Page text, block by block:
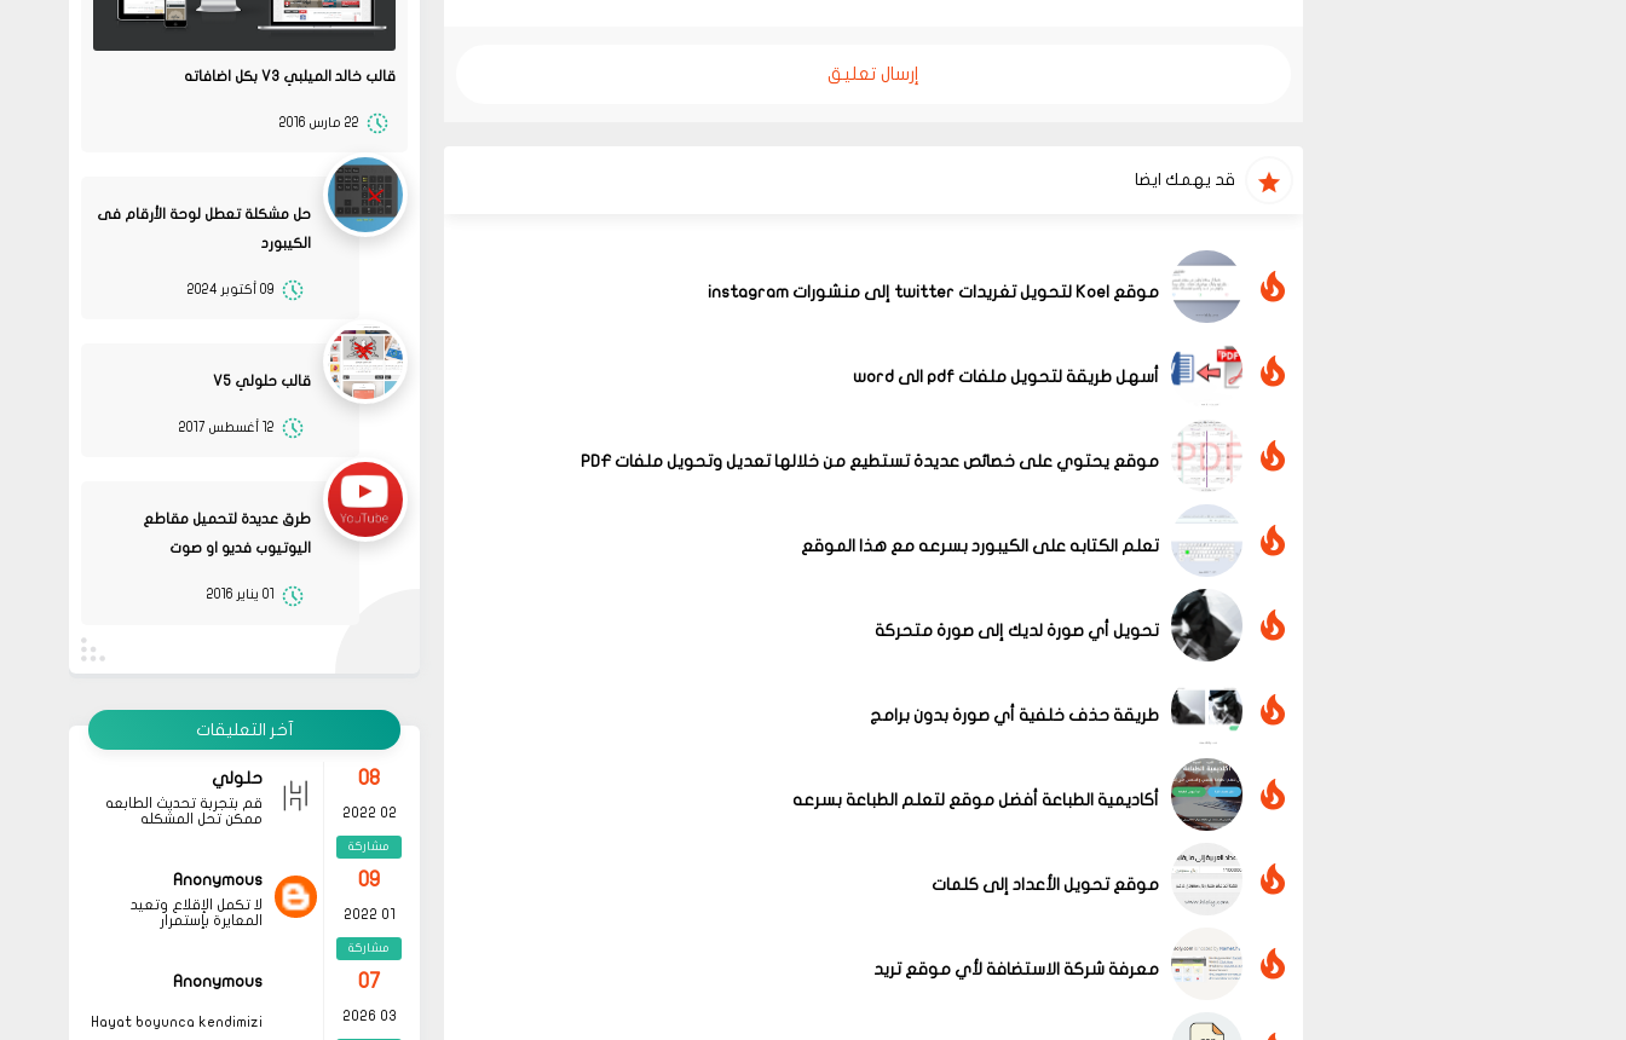
إرسال تعليق
قد يهمك ايضا
عرض الكل
موقع Koel لتحويل تغريدات twitter إلى منشورات instagram
أسهل طريقة لتحويل ملفات pdf الى word
موقع يحتوي على خصائص عديدة تستطيع من خلالها تعديل وتحويل ملفات PDF
تعلم الكتابه على الكيبورد بسرعه مع هذا الموقع
تحويل أي صورة لديك إلى صورة متحركة
طريقة حذف خلفية أي صورة بدون برامج
أكاديمية الطباعة أفضل موقع لتعلم الطباعة بسرعه
موقع تحويل الأعداد إلى كلمات
معرفة شركة الاستضافة لأي موقع تريد
قالب خالد الميلبي V3 بكل اضافاته
22 مارس 2016
حل مشكلة تعطل لوحة الأرقام فى
الكيبورد
09 أكتوبر 2024
قالب حلولي V5
12 أغسطس 2017
طرق عديدة لتحميل مقاطع
اليوتيوب فديو او صوت
01 يناير 2016
آخر التعليقات
07
03 2026
مشاركة
Anonymous
edinmek adına çeşitli
önemli olsa da, özellikle
okunması gereken
07
08
02 2022
جرب الطريقتين ممكن تحل
المشكله
أو عمل إعادة ضبط المصنع
حلولي
قم بتجربة تحديث الطابعه
مشاركة
قم بتجربة تحديث الطابعه
ممكن تحل المشكله
09
01 2022
مشاركة
Anonymous
لا تكمل الإقلاع وتعيد